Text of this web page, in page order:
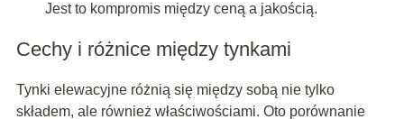
Jest to kompromis między ceną a jakością.
Cechy i różnice między tynkami
Tynki elewacyjne różnią się między sobą nie tylko
składem, ale również właściwościami. Oto porównanie